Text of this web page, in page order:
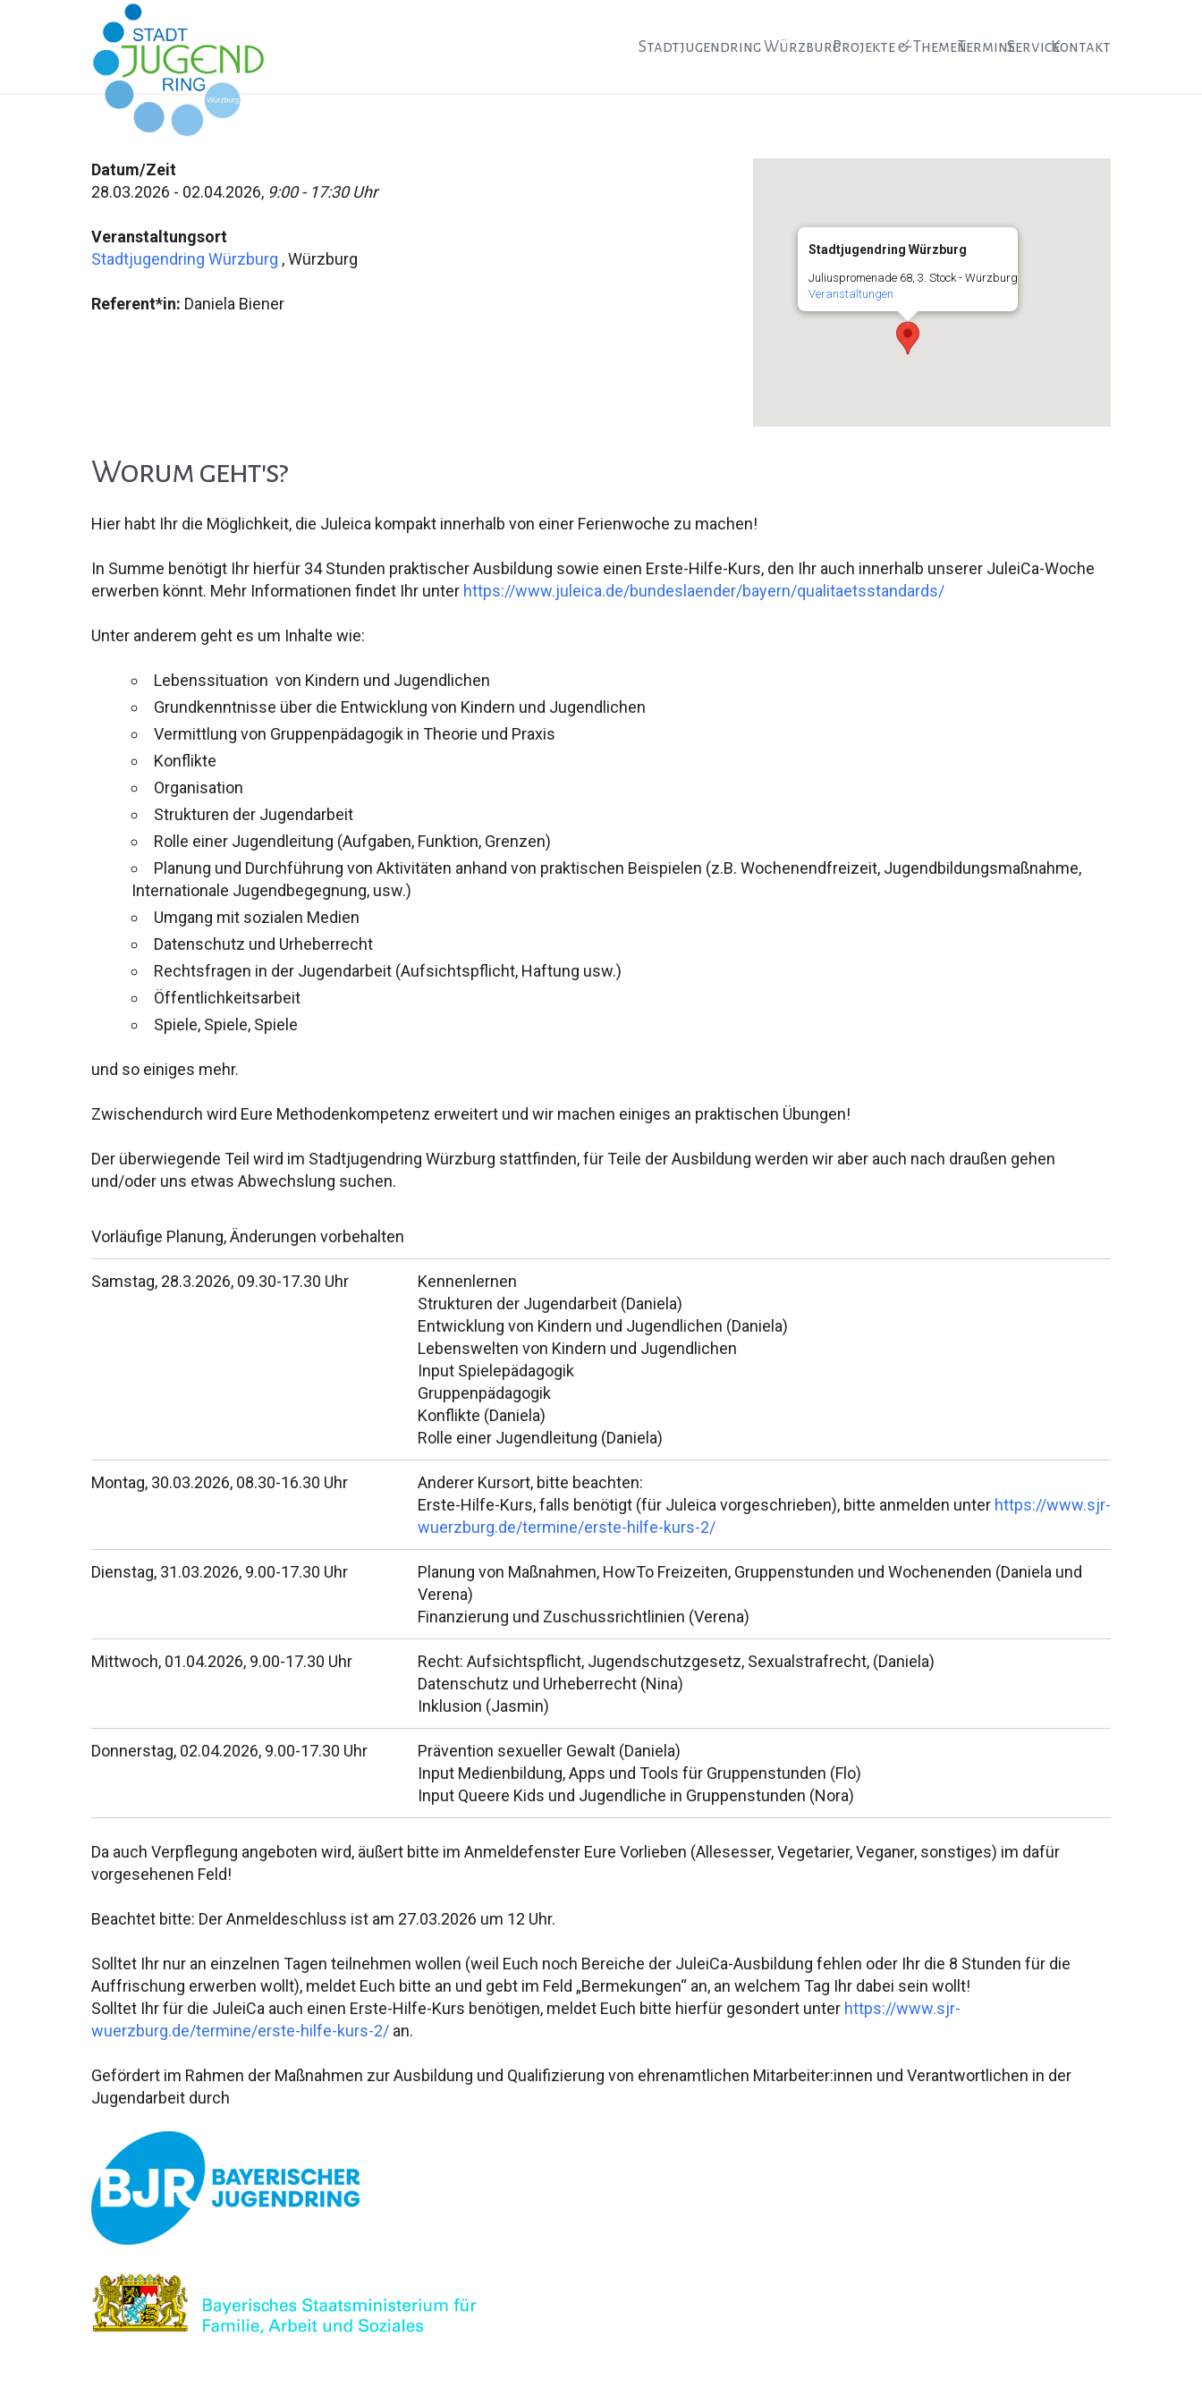
Stadtjugendring WürzburgProjekte & ThemenTermineServiceKontakt
Stadtjugendring Würzburg
Juliuspromenade 68, 3. Stock - Würzburg
Veranstaltungen
Datum/Zeit
28.03.2026 - 02.04.2026, 9:00 - 17:30 Uhr
Veranstaltungsort
Stadtjugendring Würzburg , Würzburg
Referent*in: Daniela Biener
Worum geht's?
Hier habt Ihr die Möglichkeit, die Juleica kompakt innerhalb von einer Ferienwoche zu machen!
In Summe benötigt Ihr hierfür 34 Stunden praktischer Ausbildung sowie einen Erste-Hilfe-Kurs, den Ihr auch innerhalb unserer JuleiCa-Woche
erwerben könnt. Mehr Informationen findet Ihr unter https://www.juleica.de/bundeslaender/bayern/qualitaetsstandards/
Unter anderem geht es um Inhalte wie:
Lebenssituation von Kindern und Jugendlichen
Grundkenntnisse über die Entwicklung von Kindern und Jugendlichen
Vermittlung von Gruppenpädagogik in Theorie und Praxis
Konflikte
Organisation
Strukturen der Jugendarbeit
Rolle einer Jugendleitung (Aufgaben, Funktion, Grenzen)
Planung und Durchführung von Aktivitäten anhand von praktischen Beispielen (z.B. Wochenendfreizeit, Jugendbildungsmaßnahme,
Internationale Jugendbegegnung, usw.)
Umgang mit sozialen Medien
Datenschutz und Urheberrecht
Rechtsfragen in der Jugendarbeit (Aufsichtspflicht, Haftung usw.)
Öffentlichkeitsarbeit
Spiele, Spiele, Spiele
und so einiges mehr.
Zwischendurch wird Eure Methodenkompetenz erweitert und wir machen einiges an praktischen Übungen!
Der überwiegende Teil wird im Stadtjugendring Würzburg stattfinden, für Teile der Ausbildung werden wir aber auch nach draußen gehen
und/oder uns etwas Abwechslung suchen.
Vorläufige Planung, Änderungen vorbehalten
Samstag, 28.3.2026, 09.30-17.30 Uhr
Kennenlernen
Strukturen der Jugendarbeit (Daniela)
Entwicklung von Kindern und Jugendlichen (Daniela)
Lebenswelten von Kindern und Jugendlichen
Input Spielepädagogik
Gruppenpädagogik
Konflikte (Daniela)
Rolle einer Jugendleitung (Daniela)
Montag, 30.03.2026, 08.30-16.30 Uhr
Anderer Kursort, bitte beachten:
Erste-Hilfe-Kurs, falls benötigt (für Juleica vorgeschrieben), bitte anmelden unter https://www.sjr-
wuerzburg.de/termine/erste-hilfe-kurs-2/
Dienstag, 31.03.2026, 9.00-17.30 Uhr
Planung von Maßnahmen, HowTo Freizeiten, Gruppenstunden und Wochenenden (Daniela und
Verena)
Finanzierung und Zuschussrichtlinien (Verena)
Mittwoch, 01.04.2026, 9.00-17.30 Uhr
Recht: Aufsichtspflicht, Jugendschutzgesetz, Sexualstrafrecht, (Daniela)
Datenschutz und Urheberrecht (Nina)
Inklusion (Jasmin)
Donnerstag, 02.04.2026, 9.00-17.30 Uhr
Prävention sexueller Gewalt (Daniela)
Input Medienbildung, Apps und Tools für Gruppenstunden (Flo)
Input Queere Kids und Jugendliche in Gruppenstunden (Nora)
Da auch Verpflegung angeboten wird, äußert bitte im Anmeldefenster Eure Vorlieben (Allesesser, Vegetarier, Veganer, sonstiges) im dafür
vorgesehenen Feld!
Beachtet bitte: Der Anmeldeschluss ist am 27.03.2026 um 12 Uhr.
Solltet Ihr nur an einzelnen Tagen teilnehmen wollen (weil Euch noch Bereiche der JuleiCa-Ausbildung fehlen oder Ihr die 8 Stunden für die
Auffrischung erwerben wollt), meldet Euch bitte an und gebt im Feld „Bermekungen“ an, an welchem Tag Ihr dabei sein wollt!
Solltet Ihr für die JuleiCa auch einen Erste-Hilfe-Kurs benötigen, meldet Euch bitte hierfür gesondert unter https://www.sjr-
wuerzburg.de/termine/erste-hilfe-kurs-2/ an.
Gefördert im Rahmen der Maßnahmen zur Ausbildung und Qualifizierung von ehrenamtlichen Mitarbeiter:innen und Verantwortlichen in der
Jugendarbeit durch